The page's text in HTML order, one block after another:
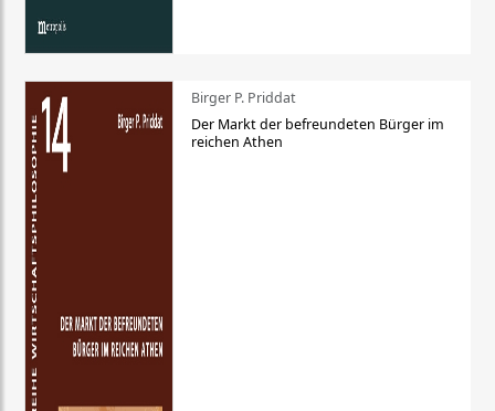
Birger P. Priddat
Der Markt der befreundeten Bürger im
reichen Athen